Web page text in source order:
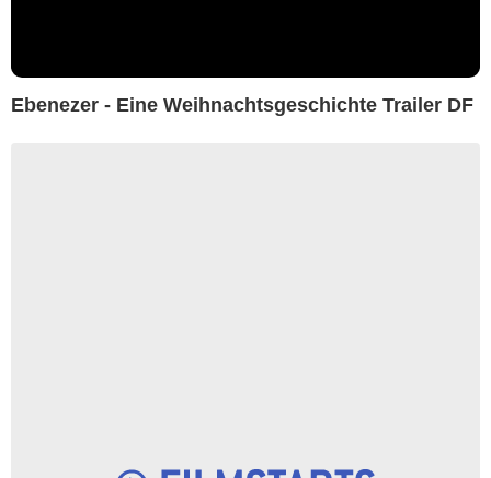
Ebenezer - Eine Weihnachtsgeschichte Trailer DF